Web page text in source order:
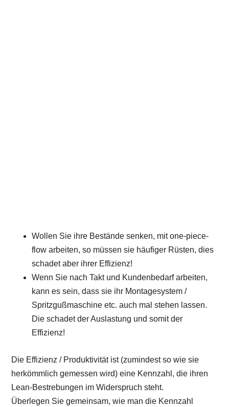
Wollen Sie ihre Bestände senken, mit one-piece-
flow arbeiten, so müssen sie häufiger Rüsten, dies
schadet aber ihrer Effizienz!
Wenn Sie nach Takt und Kundenbedarf arbeiten,
kann es sein, dass sie ihr Montagesystem /
Spritzgußmaschine etc. auch mal stehen lassen.
Die schadet der Auslastung und somit der
Effizienz!
Die Effizienz / Produktivität ist (zumindest so wie sie
herkömmlich gemessen wird) eine Kennzahl, die ihren
Lean-Bestrebungen im Widerspruch steht.
Überlegen Sie gemeinsam, wie man die Kennzahl